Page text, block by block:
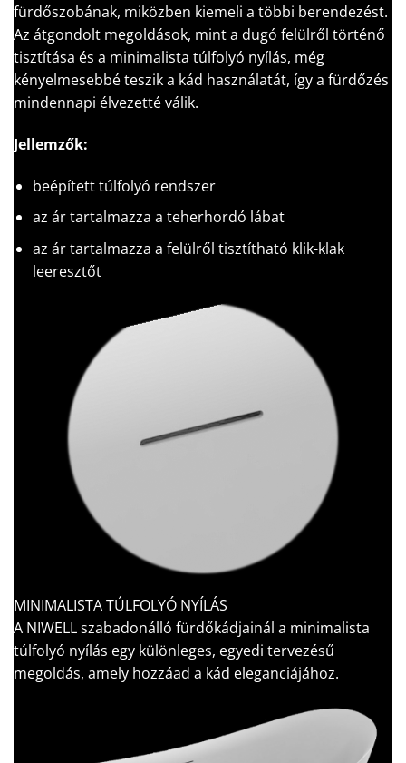
fürdőszobának, miközben kiemeli a többi berendezést.
Az átgondolt megoldások, mint a dugó felülről történő
tisztítása és a minimalista túlfolyó nyílás, még
kényelmesebbé teszik a kád használatát, így a fürdőzés
mindennapi élvezetté válik.
Jellemzők:
beépített túlfolyó rendszer
az ár tartalmazza a teherhordó lábat
az ár tartalmazza a felülről tisztítható klik-klak
leeresztőt
MINIMALISTA TÚLFOLYÓ NYÍLÁS
A NIWELL szabadonálló fürdőkádjainál a minimalista
túlfolyó nyílás egy különleges, egyedi tervezésű
megoldás, amely hozzáad a kád eleganciájához.